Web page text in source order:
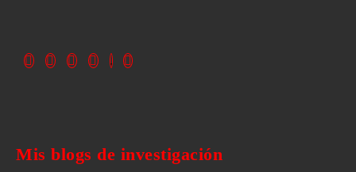
Mis blogs de investigación